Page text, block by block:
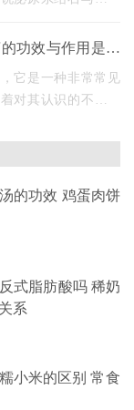
系列将带你了解泌
功效与作用是什
有哪些黄芪泡水
它是一种非常常见
对其认识的不断提
伍使用，而且黄芪
的功效 鸡蛋肉饼
式脂肪酸吗 稀奶
系
的区别 常食